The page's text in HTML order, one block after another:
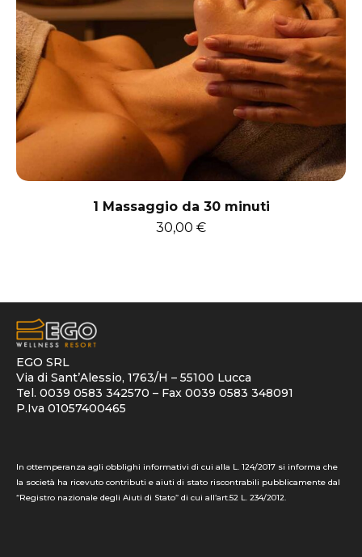
1 Massaggio da 30 minuti
30,00 €
EGO SRL
Via di Sant’Alessio, 1763/H – 55100 Lucca
Tel. 0039 0583 342570 – Fax 0039 0583 348091
P.Iva 01057400465
In ottemperanza agli obblighi informativi di cui alla L. 124/2017 si informa che
la società ha ricevuto contributi e aiuti di stato riscontrabili pubblicamente dal
“Registro nazionale degli Aiuti di Stato” di cui all’art.52 L. 234/2012.